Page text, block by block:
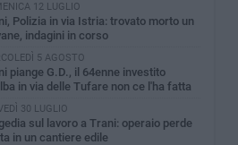
12 LUGLIO
Polizia in via Istria: trovato morto un
indagini in corso
5 AGOSTO
piange G.D., il 64enne investito
in via delle Tufare non ce l'ha fatta
30 LUGLIO
sul lavoro a Trani: operaio perde
in un cantiere edile